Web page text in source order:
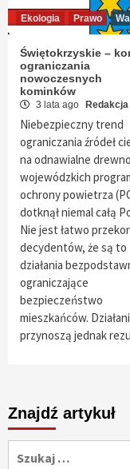
Ekologia Prawo
Świętokrzyskie –
ograniczania
nowoczesnych
kominków
3 lata ago Redakcja
Niebezpieczny trend
ograniczania źródeł
na odnawialne
wojewódzkich
ochrony powietrza
dotknął niemal całą
Nie jest łatwo
decydentów, że są to
działania
ograniczające
bezpieczeństwo
mieszkańców.
przynoszą jednak
Znajdź artykuł